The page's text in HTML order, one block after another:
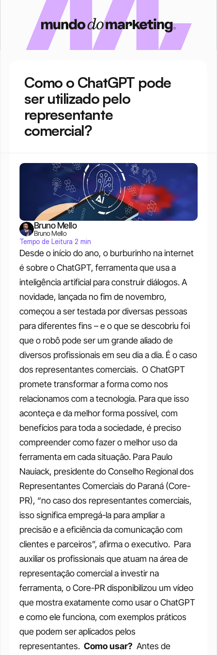
Como o ChatGPT pode
ser utilizado pelo
representante
comercial?
Desde o início do ano, o burburinho na internet
é sobre o ChatGPT, ferramenta que usa a
inteligência artificial para construir diálogos. A
novidade, lançada no fim de novembro,
começou a ser testada por diversas pessoas
para diferentes fins – e o que se descobriu foi
que o robô pode ser um grande aliado de
diversos profissionais em seu dia a dia. É o caso
dos representantes comerciais. O ChatGPT
promete transformar a forma como nos
relacionamos com a tecnologia. Para que isso
aconteça e da melhor forma possível, com
benefícios para toda a sociedade, é preciso
compreender como fazer o melhor uso da
ferramenta em cada situação. Para Paulo
Nauiack, presidente do Conselho Regional dos
Representantes Comerciais do Paraná (Core-
PR), “no caso dos representantes comerciais,
isso significa empregá-la para ampliar a
precisão e a eficiência da comunicação com
clientes e parceiros”, afirma o executivo. Para
auxiliar os profissionais que atuam na área de
representação comercial a investir na
ferramenta, o Core-PR disponibilizou um vídeo
que mostra exatamente como usar o ChatGPT
e como ele funciona, com exemplos práticos
que podem ser aplicados pelos
representantes. Como usar? Antes de
Bruno Mello
Bruno Mello
Tempo de Leitura 2 min